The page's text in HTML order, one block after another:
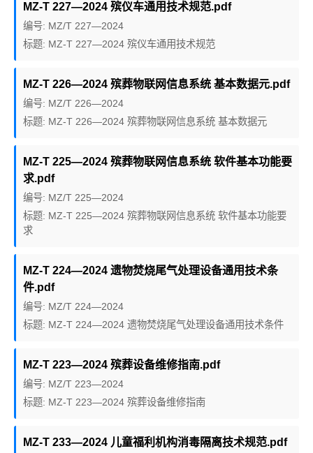
MZ-T 227—2024 殡仪车通用技术规范.pdf
编号: MZ/T 227—2024
标题: MZ-T 227—2024 殡仪车通用技术规范
MZ-T 226—2024 殡葬物联网信息系统 基本数据元.pdf
编号: MZ/T 226—2024
标题: MZ-T 226—2024 殡葬物联网信息系统 基本数据元
MZ-T 225—2024 殡葬物联网信息系统 软件基本功能要
求.pdf
编号: MZ/T 225—2024
标题: MZ-T 225—2024 殡葬物联网信息系统 软件基本功能要
求
MZ-T 224—2024 遗物焚烧尾气处理设备通用技术条
件.pdf
编号: MZ/T 224—2024
标题: MZ-T 224—2024 遗物焚烧尾气处理设备通用技术条件
MZ-T 223—2024 殡葬设备维修指南.pdf
编号: MZ/T 223—2024
标题: MZ-T 223—2024 殡葬设备维修指南
MZ-T 233—2024 儿童福利机构消毒隔离技术规范.pdf